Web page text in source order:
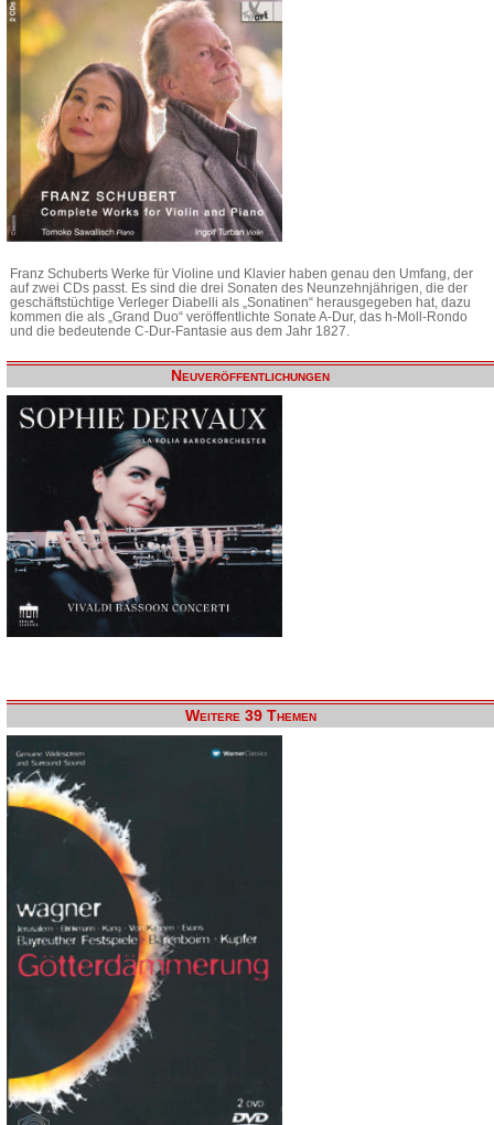
Franz Schuberts Werke für Violine und Klavier haben genau den Umfang, der
auf zwei CDs passt. Es sind die drei Sonaten des Neunzehnjährigen, die der
geschäftstüchtige Verleger Diabelli als „Sonatinen“ herausgegeben hat, dazu
kommen die als „Grand Duo“ veröffentlichte Sonate A-Dur, das h-Moll-Rondo
und die bedeutende C-Dur-Fantasie aus dem Jahr 1827.
Neuveröffentlichungen
Weitere 39 Themen